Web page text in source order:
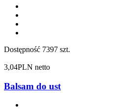
Dostępność 7397 szt.
3,04PLN netto
Balsam do ust